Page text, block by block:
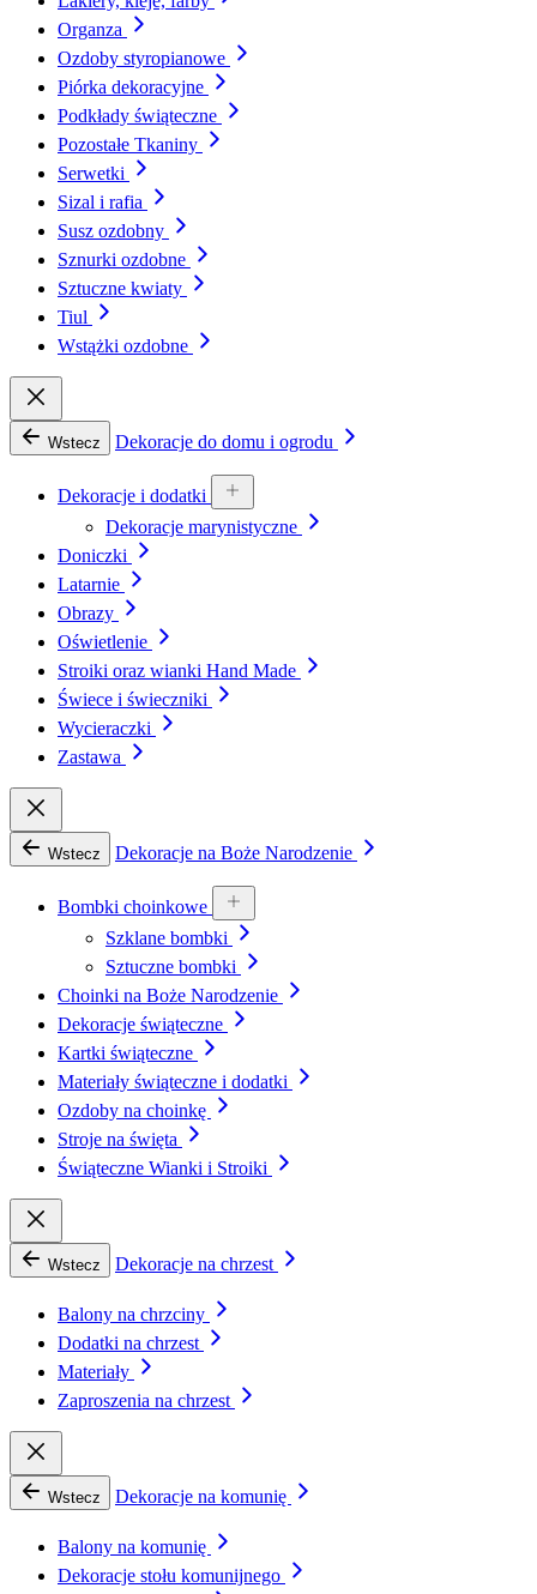
Organza
Ozdoby styropianowe
Piórka dekoracyjne
Podkłady świąteczne
Pozostałe Tkaniny
Serwetki
Sizal i rafia
Susz ozdobny
Sznurki ozdobne
Sztuczne kwiaty
Tiul
Wstążki ozdobne
Wstecz Dekoracje do domu i ogrodu
Dekoracje i dodatki
Dekoracje marynistyczne
Doniczki
Latarnie
Obrazy
Oświetlenie
Stroiki oraz wianki Hand Made
Świece i świeczniki
Wycieraczki
Zastawa
Wstecz Dekoracje na Boże Narodzenie
Bombki choinkowe
Szklane bombki
Sztuczne bombki
Choinki na Boże Narodzenie
Dekoracje świąteczne
Kartki świąteczne
Materiały świąteczne i dodatki
Ozdoby na choinkę
Stroje na święta
Świąteczne Wianki i Stroiki
Wstecz Dekoracje na chrzest
Balony na chrzciny
Dodatki na chrzest
Materiały
Zaproszenia na chrzest
Wstecz Dekoracje na komunię
Balony na komunię
Dekoracje stołu komunijnego